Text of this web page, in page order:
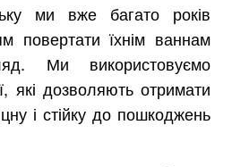
ми вже багато років
повертати їхнім ваннам
Ми використовуємо
які дозволяють отримати
і стійку до пошкоджень